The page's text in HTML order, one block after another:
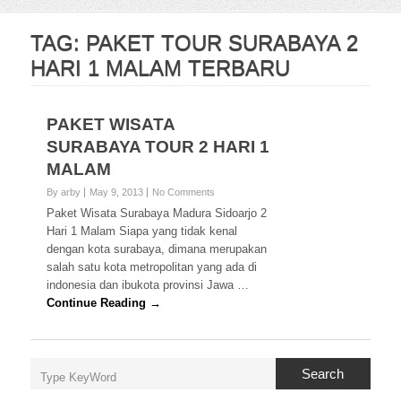
TAG: PAKET TOUR SURABAYA 2
HARI 1 MALAM TERBARU
PAKET WISATA
SURABAYA TOUR 2 HARI 1
MALAM
By arby May 9, 2013 No Comments
Paket Wisata Surabaya Madura Sidoarjo 2
Hari 1 Malam Siapa yang tidak kenal
dengan kota surabaya, dimana merupakan
salah satu kota metropolitan yang ada di
indonesia dan ibukota provinsi Jawa …
Continue Reading →
Search